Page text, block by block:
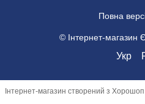
Повна
© Інтернет-магазин
Укр
Інтернет-магазин створений з Хорошоп